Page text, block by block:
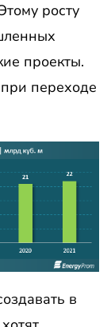
росту
проекты.
переходе
в